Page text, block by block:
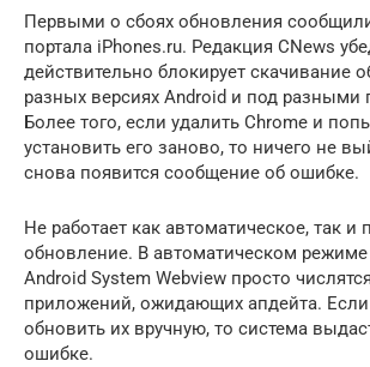
Первыми о сбоях обновления
портала iPhones.ru. Редакция CNews
действительно блокирует скачивание
разных версиях Android и под разными
Более того, если удалить Chrome и
установить его заново, то ничего не
снова появится сообщение об ошибке.
Не работает как автоматическое, так и
обновление. В автоматическом режиме
Android System Webview просто
приложений, ожидающих апдейта.
обновить их вручную, то система
ошибке.